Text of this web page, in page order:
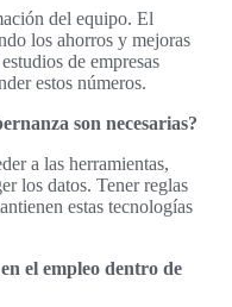
del equipo. El
los ahorros y mejoras
de empresas
estos números.
son necesarias?
a las herramientas,
los datos. Tener reglas
estas tecnologías
el empleo dentro de